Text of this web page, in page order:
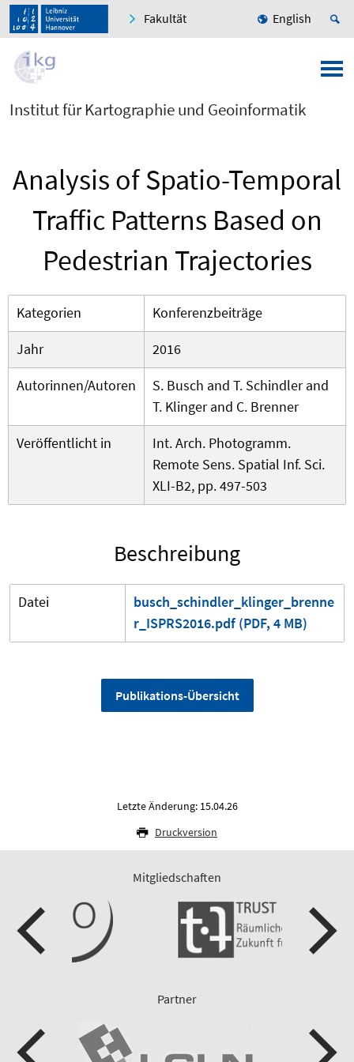
Fakultät English
Institut für Kartographie und Geoinformatik
Analysis of Spatio-Temporal
Traffic Patterns Based on
Pedestrian Trajectories
Kategorien
Konferenzbeiträge
Jahr
2016
Autorinnen/Autoren
S. Busch and T. Schindler and
T. Klinger and C. Brenner
Veröffentlicht in
Int. Arch. Photogramm.
Remote Sens. Spatial Inf. Sci.
XLI-B2, pp. 497-503
Beschreibung
Datei
busch_schindler_klinger_brenne
r_ISPRS2016.pdf (PDF, 4 MB)
Publikations-Übersicht
Letzte Änderung: 15.04.26
Druckversion
Mitgliedschaften
Partner